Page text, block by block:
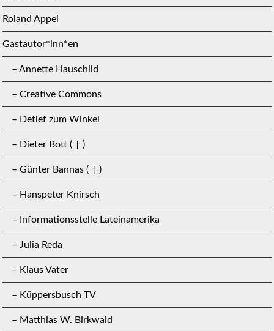
Roland Appel
Gastautor*inn*en
– Annette Hauschild
– Creative Commons
– Detlef zum Winkel
– Dieter Bott ( † )
– Günter Bannas ( † )
– Hanspeter Knirsch
– Informationsstelle Lateinamerika
– Julia Reda
– Klaus Vater
– Küppersbusch TV
– Matthias W. Birkwald